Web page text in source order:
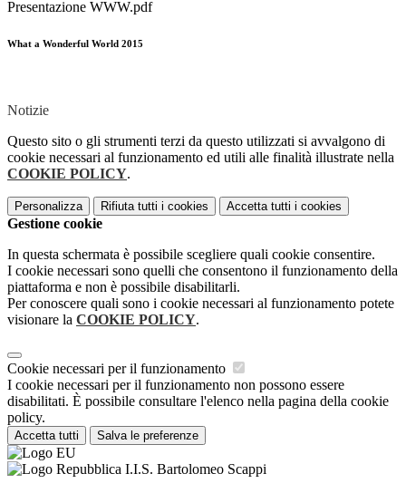
Presentazione WWW.pdf
What a Wonderful World 2015
Notizie
Questo sito o gli strumenti terzi da questo utilizzati si avvalgono di
cookie necessari al funzionamento ed utili alle finalità illustrate nella
COOKIE POLICY.
Personalizza Rifiuta tutti i cookies Accetta tutti i cookies
Gestione cookie
In questa schermata è possibile scegliere quali cookie consentire.
I cookie necessari sono quelli che consentono il funzionamento della
piattaforma e non è possibile disabilitarli.
Per conoscere quali sono i cookie necessari al funzionamento potete
visionare la COOKIE POLICY.
Cookie necessari per il funzionamento
I cookie necessari per il funzionamento non possono essere
disabilitati. È possibile consultare l'elenco nella pagina della cookie
policy.
Accetta tutti Salva le preferenze
I.I.S. Bartolomeo Scappi